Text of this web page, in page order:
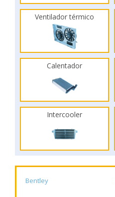
Ventilador térmico
Calentador
Intercooler
Bentley